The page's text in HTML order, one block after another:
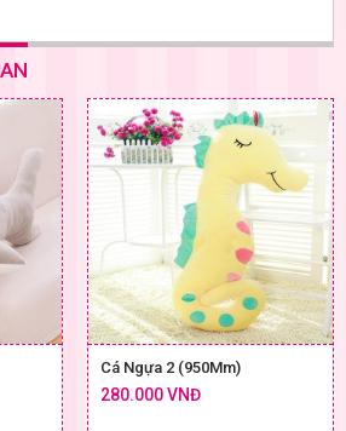
Cá Ngựa 2 (950Mm)
280.000 VNĐ